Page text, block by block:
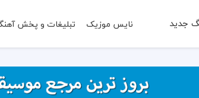
جدید نایس موزیک تبلیغات و پخش